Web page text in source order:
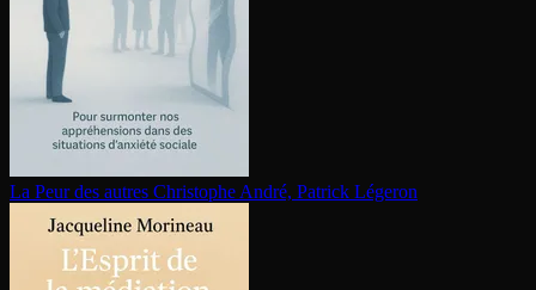
La Peur des autres Christophe André, Patrick Légeron